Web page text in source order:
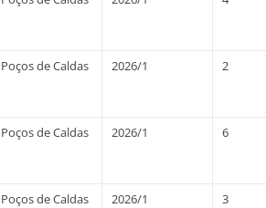
Poços de Caldas 2026/1 2
Poços de Caldas 2026/1 6
Poços de Caldas 2026/1 3